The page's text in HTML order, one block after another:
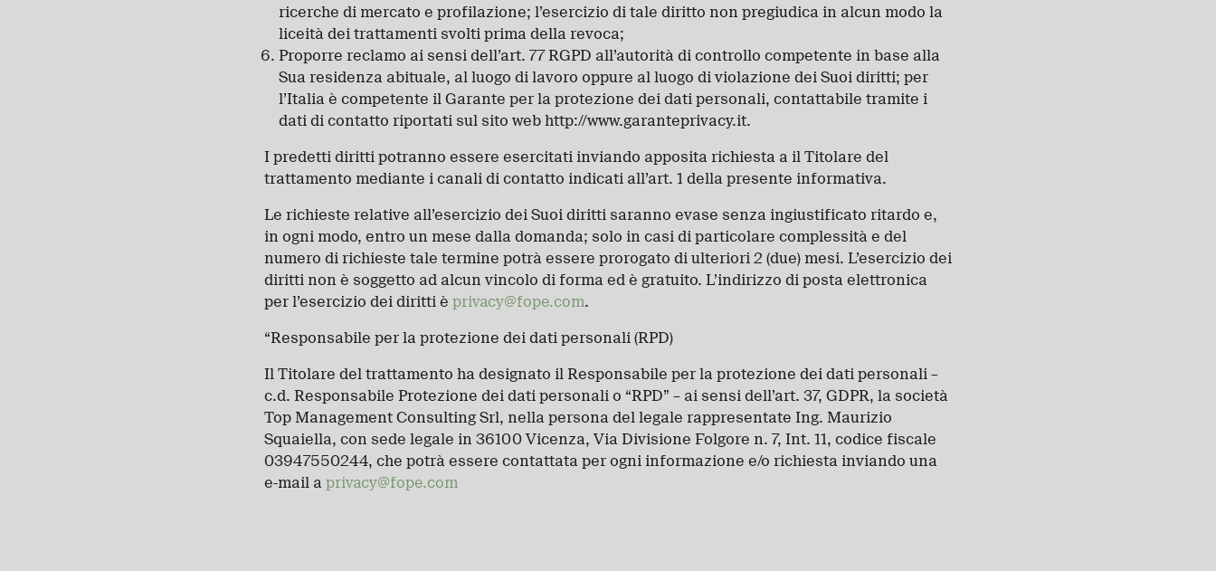
ricerche di mercato e profilazione; l’esercizio di tale diritto non pregiudica in alcun modo la
liceità dei trattamenti svolti prima della revoca;
Proporre reclamo ai sensi dell’art. 77 RGPD all’autorità di controllo competente in base alla
Sua residenza abituale, al luogo di lavoro oppure al luogo di violazione dei Suoi diritti; per
l’Italia è competente il Garante per la protezione dei dati personali, contattabile tramite i
dati di contatto riportati sul sito web http://www.garanteprivacy.it.
I predetti diritti potranno essere esercitati inviando apposita richiesta a il Titolare del
trattamento mediante i canali di contatto indicati all’art. 1 della presente informativa.
Le richieste relative all’esercizio dei Suoi diritti saranno evase senza ingiustificato ritardo e,
in ogni modo, entro un mese dalla domanda; solo in casi di particolare complessità e del
numero di richieste tale termine potrà essere prorogato di ulteriori 2 (due) mesi. L’esercizio dei
diritti non è soggetto ad alcun vincolo di forma ed è gratuito. L’indirizzo di posta elettronica
per l’esercizio dei diritti è privacy@fope.com.
“Responsabile per la protezione dei dati personali (RPD)
Il Titolare del trattamento ha designato il Responsabile per la protezione dei dati personali –
c.d. Responsabile Protezione dei dati personali o “RPD” – ai sensi dell’art. 37, GDPR, la società
Top Management Consulting Srl, nella persona del legale rappresentate Ing. Maurizio
Squaiella, con sede legale in 36100 Vicenza, Via Divisione Folgore n. 7, Int. 11, codice fiscale
03947550244, che potrà essere contattata per ogni informazione e/o richiesta inviando una
e-mail a privacy@fope.com